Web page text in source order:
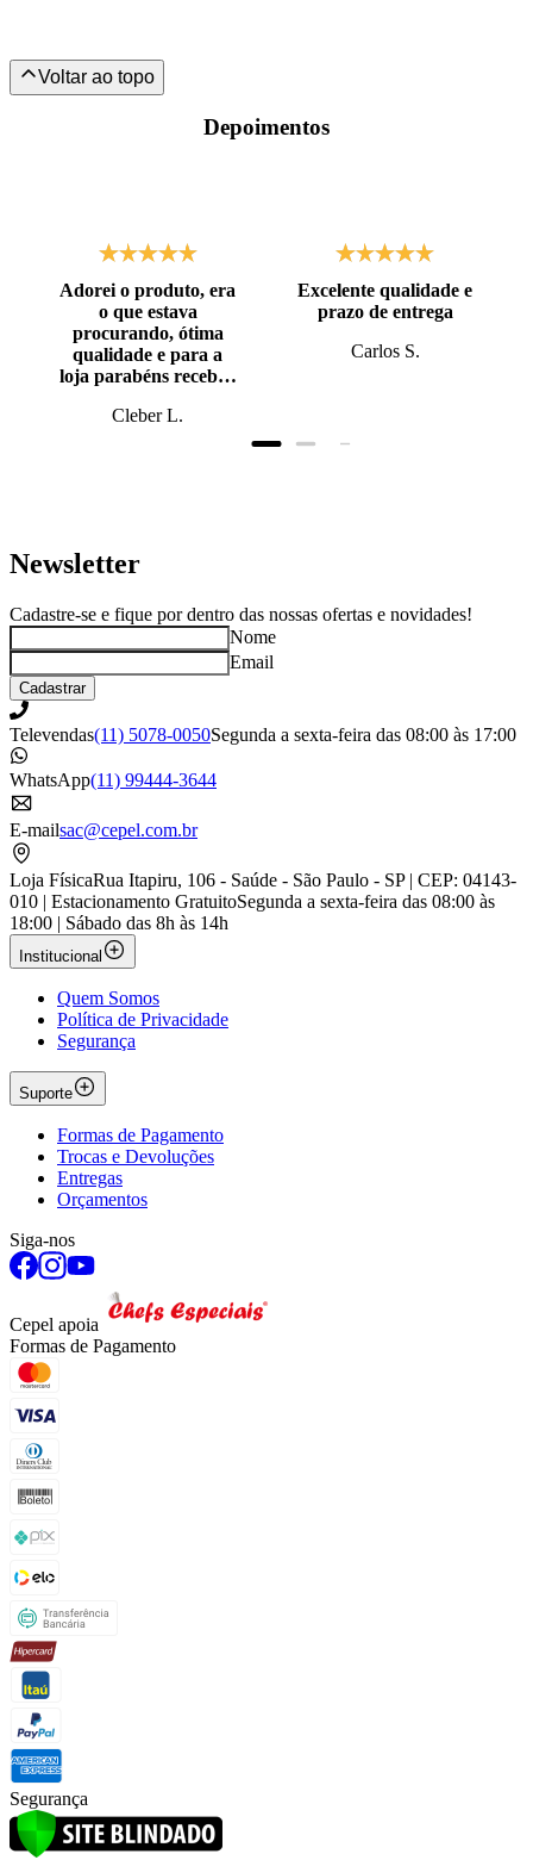
Depoimentos
Adorei o produto, era
o que estava
procurando, ótima
qualidade e para a
loja parabéns recebi o
prazo, super bem
Cleber L.
Excelente qualidade e
prazo de entrega
Carlos S.
Newsletter
Cadastre-se e fique por dentro das nossas ofertas e novidades!
Nome
Email
Cadastrar
Televendas(11) 5078-0050Segunda a sexta-feira das 08:00 às 17:00
WhatsApp(11) 99444-3644
E-mailsac@cepel.com.br
Loja FísicaRua Itapiru, 106 - Saúde - São Paulo - SP | CEP: 04143-
010 | Estacionamento GratuitoSegunda a sexta-feira das 08:00 às
18:00 | Sábado das 8h às 14h
Institucional
Quem Somos
Política de Privacidade
Segurança
Suporte
Formas de Pagamento
Trocas e Devoluções
Entregas
Orçamentos
Siga-nos
Cepel apoia
Formas de Pagamento
Segurança